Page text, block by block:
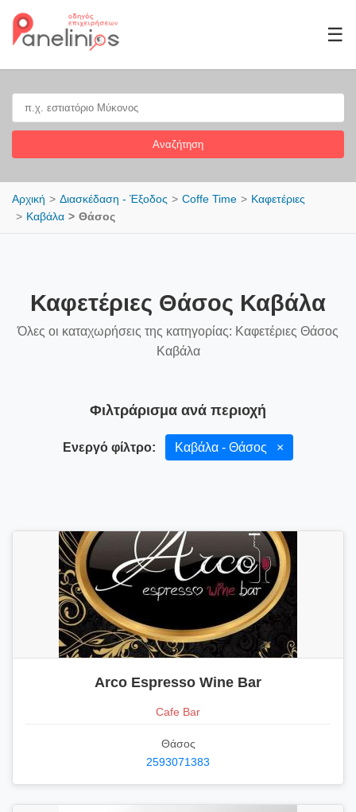
☰
Αναζήτηση
Αρχική Διασκέδαση - Έξοδος Coffe Time
Καφετέριες
Καβάλα
Θάσος
Καφετέριες Θάσος Καβάλα
Όλες οι καταχωρήσεις της κατηγορίας: Καφετέριες Θάσος
Καβάλα
Φιλτράρισμα ανά περιοχή
Ενεργό φίλτρο: Καβάλα - Θάσος ×
Arco Espresso Wine Bar
Cafe Bar
Θάσος
2593071383